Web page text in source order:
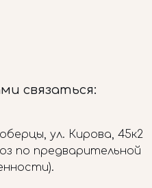
связаться:
ул. Кирова, 45к2
по предварительной